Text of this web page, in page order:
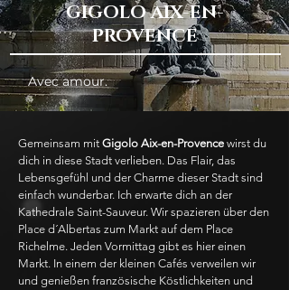
GIGOLO AIX-EN-
PROVENCE
Avec amour.
Gemeinsam mit Gigolo Aix-en-Provence wirst du
dich in diese Stadt verlieben. Das Flair, das
Lebensgefühl und der Charme dieser Stadt sind
einfach wunderbar. Ich erwarte dich an der
Kathedrale Saint-Sauveur. Wir spazieren über den
Place d´Albertas zum Markt auf dem Place
Richelme. Jeden Vormittag gibt es hier einen
Markt. In einem der kleinen Cafés verweilen wir
und genießen französische Köstlichkeiten und